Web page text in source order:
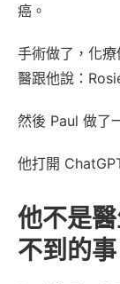
癌。
手術做了，化
醫跟他說：
然後 Paul 做了
他打開
他不是
不到的事